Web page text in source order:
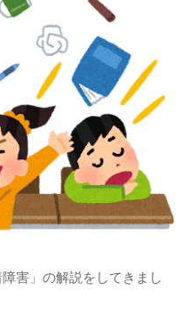
害」の解説をしてきまし